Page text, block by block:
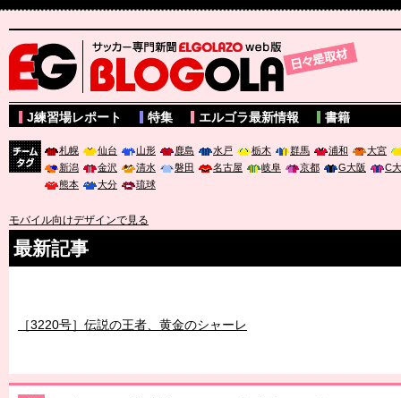
サッカー専門新聞ELGOLAZO web版 BLOGOLA
J練習場レポート 特集 エルゴラ最新情報 書籍
札幌 仙台 山形 鹿島 水戸 栃木 群馬 浦和
大宮
新潟
金沢 清水 磐田 名古屋 岐阜 京都 G大阪
C
熊本
大分 琉球
モバイル向けデザインで見る
最新記事
［3220号］伝説の王者、黄金のシャーレ
［3230号］世界一への夢は終わらない